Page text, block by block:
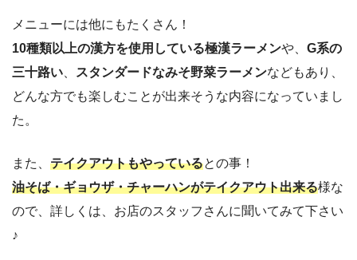
メニューには他にもたくさん！
10種類以上の漢方を使用している極漢ラーメンや、 G系の
三十路い
スタンダードなみそ野菜ラーメンなどもあり、
どんな方でも楽しむことが出来そうな内容になっていまし
た。
また、 テイクアウトもやっているとの事！
油そば・ギョウザ・チャーハンがテイクアウト出来る様な
ので、詳しくは、お店のスタッフさんに聞いてみて下さい
♪